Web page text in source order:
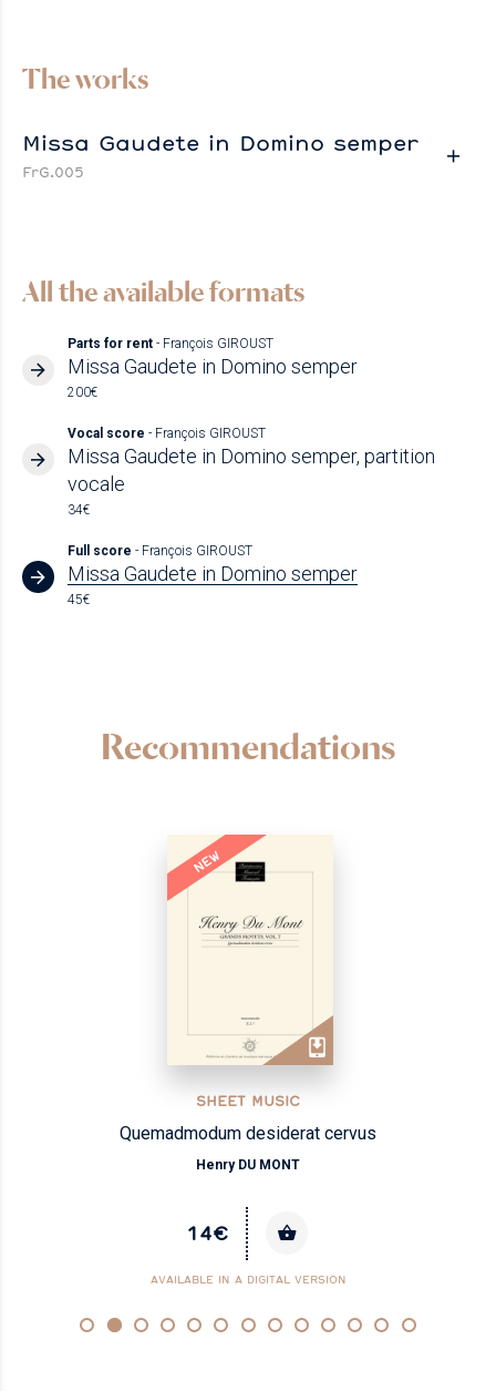
The works
Missa Gaudete in Domino semper
FrG.005
All the available formats
Parts for rent - François GIROUST
Missa Gaudete in Domino semper
200€
Vocal score - François GIROUST
Missa Gaudete in Domino semper, partition
vocale
34€
Full score - François GIROUST
Missa Gaudete in Domino semper
45€
Recommendations
NEW
SHEET MUSIC
Quemadmodum desiderat cervus
Henry DU MONT
14€
AVAILABLE IN A DIGITAL VERSION